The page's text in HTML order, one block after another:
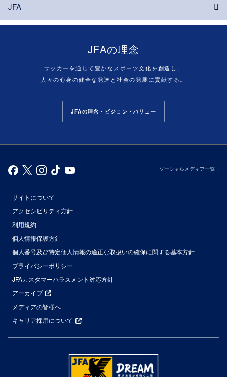
JFA
JFAの理念
サッカーを通じて豊かなスポーツ文化を創造し、
人々の心身の健全な発達と社会の発展に貢献する。
JFAの理念・ビジョン・バリュー
ソーシャルメディア一覧
サイトについて
アクセシビリティ方針
利用規約
個人情報保護方針
個人番号及び特定個人情報の適正な取扱いの確保に関する基本方針
プライバシーポリシー
JFAカスタマーハラスメント対応方針
アーカイブ
メディアの皆様へ
キャリア採用について